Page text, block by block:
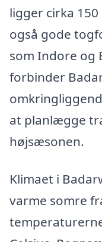
ligger cirka
også gode
som Indore og
forbinder
at planlægge
højsæsonen.
Klimaet i
varme somre